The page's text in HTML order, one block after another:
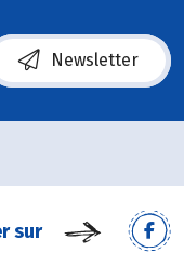
Newsletter
sur